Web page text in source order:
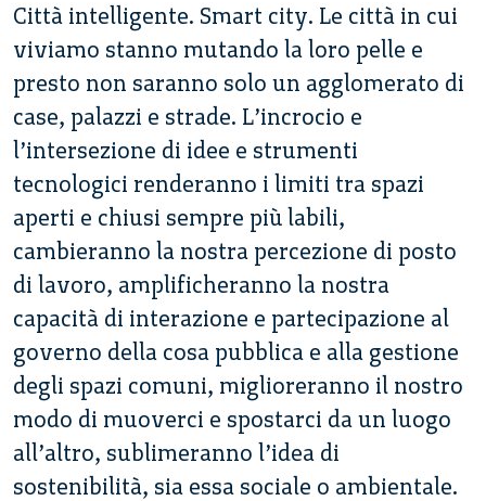
Città intelligente. Smart city. Le città in cui
viviamo stanno mutando la loro pelle e
presto non saranno solo un agglomerato di
case, palazzi e strade. L’incrocio e
l’intersezione di idee e strumenti
tecnologici renderanno i limiti tra spazi
aperti e chiusi sempre più labili,
cambieranno la nostra percezione di posto
di lavoro, amplificheranno la nostra
capacità di interazione e partecipazione al
governo della cosa pubblica e alla gestione
degli spazi comuni, miglioreranno il nostro
modo di muoverci e spostarci da un luogo
all’altro, sublimeranno l’idea di
sostenibilità, sia essa sociale o ambientale.